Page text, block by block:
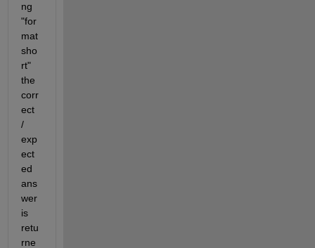
ng
"for
mat
sho
rt"
the
corr
ect
/
exp
ect
ed
ans
wer
is
retu
rne